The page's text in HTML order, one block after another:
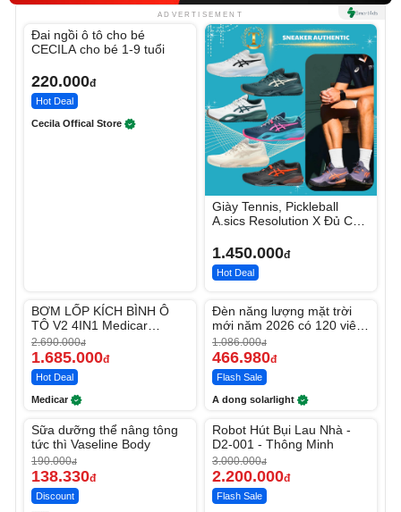
ADVERTISEMENT
Đai ngồi ô tô cho bé
CECILA cho bé 1-9 tuổi
220.000đ
Hot Deal
Cecila Offical Store
Giày Tennis, Pickleball
A.sics Resolution X Đủ Các
1.450.000đ
Hot Deal
-37%
BƠM LỐP KÍCH BÌNH Ô
TÔ V2 4IN1 Medicar
12.000mAh
2.690.000đ
1.685.000đ
Hot Deal
Medicar
-56%
Đèn năng lượng mặt trời
mới năm 2026 có 120 viên
LED lớn
1.086.000đ
466.980đ
Flash Sale
A dong solarlight
-27%
Sữa dưỡng thể nâng tông
tức thì Vaseline Body
190.000đ
138.330đ
Discount
-26%
Robot Hút Bụi Lau Nhà -
D2-001 - Thông Minh
3.000.000đ
2.200.000đ
Flash Sale